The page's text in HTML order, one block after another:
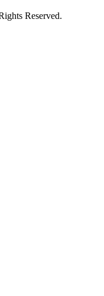
Reserved.